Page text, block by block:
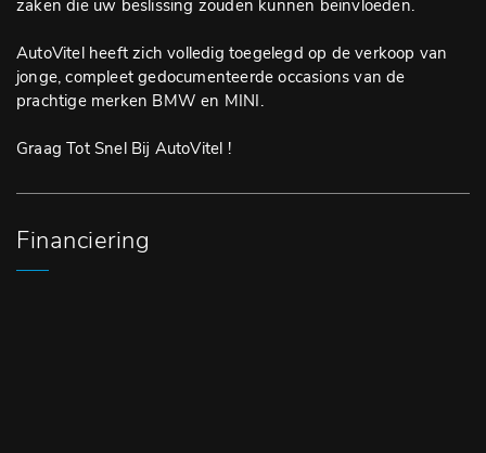
zaken die uw beslissing zouden kunnen beïnvloeden.
AutoVitel heeft zich volledig toegelegd op de verkoop van
jonge, compleet gedocumenteerde occasions van de
prachtige merken BMW en MINI.
Graag Tot Snel Bij AutoVitel !
Financiering